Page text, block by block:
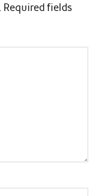
Required fields